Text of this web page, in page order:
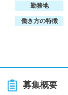
勤務地
働き方の特徴
募集概要